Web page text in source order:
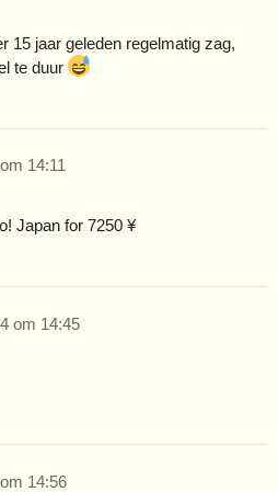
15 jaar geleden regelmatig zag,
te duur
14:11
Japan for 7250 ¥
om 14:45
14:56